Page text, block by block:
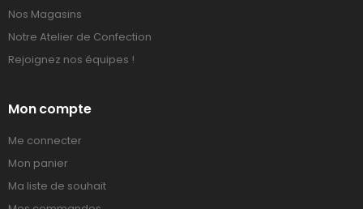
Nos Magasins
Notre Atelier de Confection
Rejoignez nos équipes !
Mon compte
Me connecter
Mon panier
Ma liste de souhait